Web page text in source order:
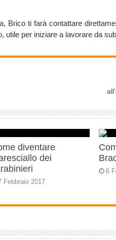
Brico ti farà contattare
utile per iniziare a lavorare da
diventare
dei
Febbraio 2017
6